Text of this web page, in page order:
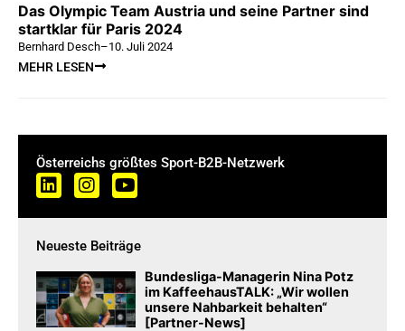
Das Olympic Team Austria und seine Partner sind
startklar für Paris 2024
Bernhard Desch–10. Juli 2024
MEHR LESEN
Österreichs größtes Sport-B2B-Netzwerk
Neueste Beiträge
Bundesliga-Managerin Nina Potz
im KaffeehausTALK: „Wir wollen
unsere Nahbarkeit behalten“
[Partner-News]